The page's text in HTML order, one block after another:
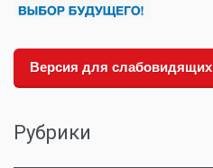
Версия для слабовидящих
Рубрики